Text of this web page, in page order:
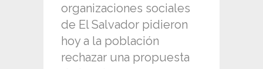
organizaciones sociales
de El Salvador pidieron
hoy a la población
rechazar una propuesta